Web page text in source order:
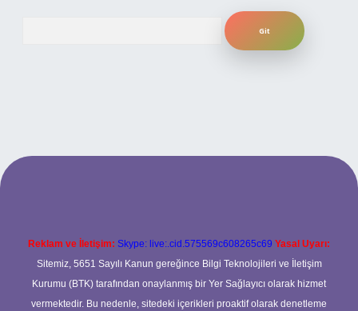
Reklam ve İletişim: Skype: live:.cid.575569c608265c69 Yasal Uyarı:
Sitemiz, 5651 Sayılı Kanun gereğince Bilgi Teknolojileri ve İletişim
Kurumu (BTK) tarafından onaylanmış bir Yer Sağlayıcı olarak hizmet
vermektedir. Bu nedenle, sitedeki içerikleri proaktif olarak denetleme